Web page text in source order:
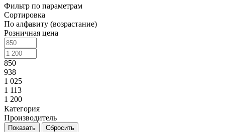
Фильтр по параметрам
Сортировка
По алфавиту (возрастание)
Розничная цена
850
938
1 025
1 113
1 200
Категория
Производитель
Сбросить